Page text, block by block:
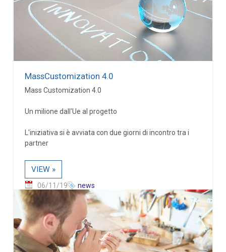
MassCustomization 4.0
Mass Customization 4.0
Un milione dall'Ue al progetto
L'iniziativa si è avviata con due giorni di incontro tra i
partner
VIEW »
06/11/19 news